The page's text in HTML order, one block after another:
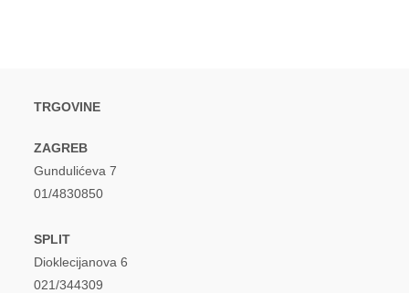
TRGOVINE
ZAGREB
Gundulićeva 7
01/4830850
SPLIT
Dioklecijanova 6
021/344309